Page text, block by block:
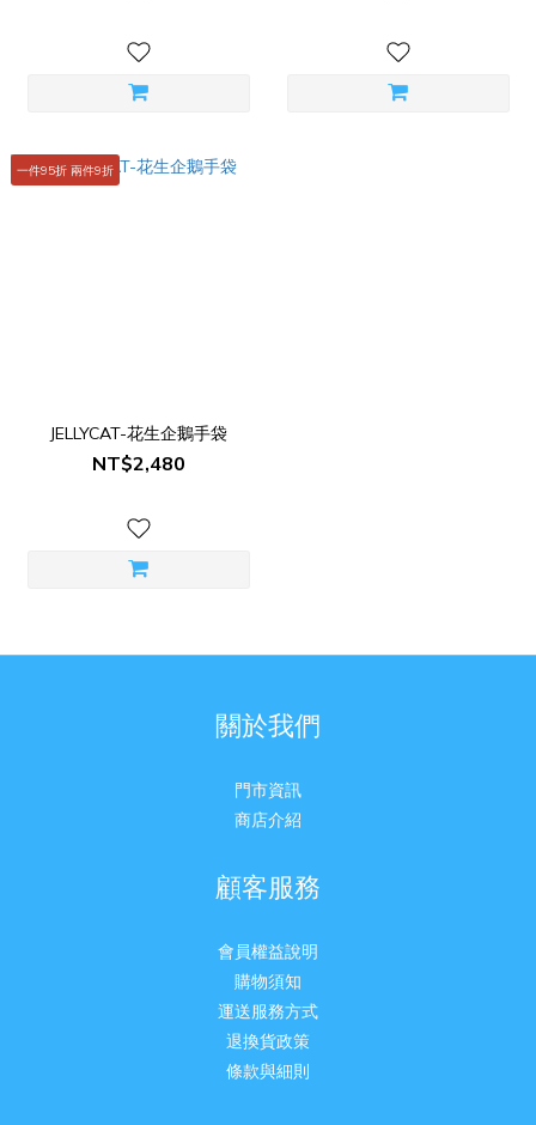
一件95折 兩件9折
JELLYCAT-花生企鵝手袋
NT$2,480
關於我們
門市資訊
商店介紹
顧客服務
會員權益說明
購物須知
運送服務方式
退換貨政策
條款與細則